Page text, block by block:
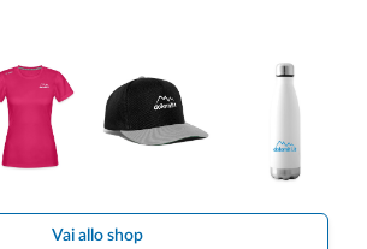
Vai allo shop